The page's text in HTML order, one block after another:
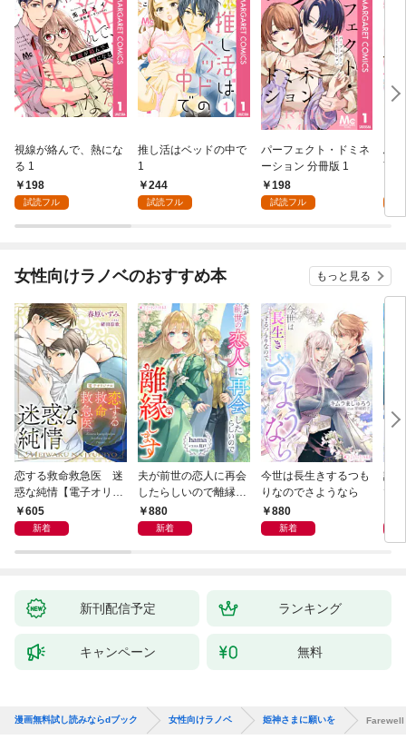
視線が絡んで、熱にな
る 1
198
試読フル
推し活はベッドの中で
1
244
試読フル
パーフェクト・ドミネ
ーション 分冊版 1
198
試読フル
ふ
言
女性向けラノベのおすすめ本 もっと見る
恋する救命救急医 迷
惑な純情【電子オリジ
ナル】
605
新着
夫が前世の恋人に再会
したらしいので離縁し
ます880
新着
今世は長生きするつも
りなのでさようなら
880
新着
話
で
新刊配信予定 ランキング
キャンペーン 無料
漫画無料試し読みならdブック 女性向けラノベ 姫神さまに願いを Farewell